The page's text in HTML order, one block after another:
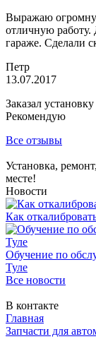
Выражаю
отличную работу.
гараже. Сделали
Петр
13.07.2017
Заказал
Рекомендую
Все отзывы
Установка,
месте!
Новости
Как
Обучение по
Туле
Все новости
В контакте
Главная
Запчасти для